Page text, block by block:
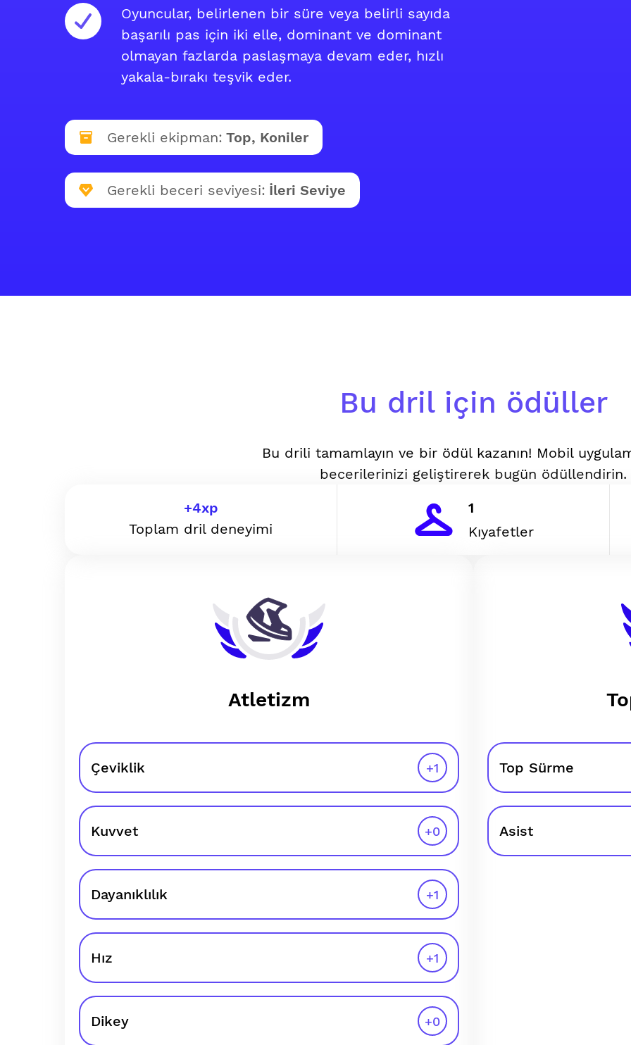
Oyuncular, belirlenen bir süre veya belirli sayıda
başarılı pas için iki elle, dominant ve dominant
olmayan fazlarda paslaşmaya devam eder, hızlı
yakala-bırakı teşvik eder.
Gerekli ekipman: Top, Koniler
Gerekli beceri seviyesi: İleri Seviye
Bu dril için ödüller
Bu drili tamamlayın ve bir ödül kazanın! Mobil
becerilerinizi geliştirerek bugün ödüllendirin.
+4xp
Toplam dril deneyimi
1
Kıyafetler
Atletizm
Çeviklik +1
Kuvvet +0
Dayanıklılık +1
Hız +1
Dikey +0
Top Sürme
Asist